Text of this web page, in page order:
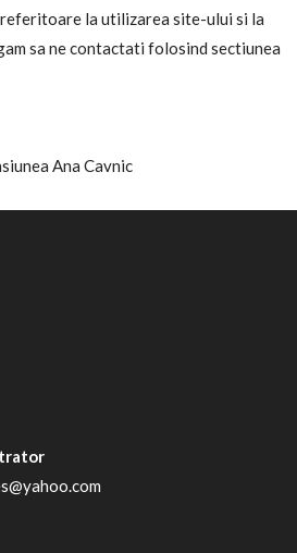
la utilizarea site-ului si la
sa ne contactati folosind sectiunea
Ana Cavnic